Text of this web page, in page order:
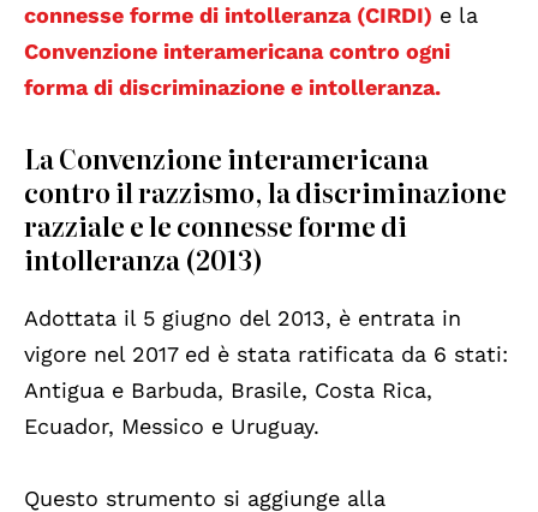
connesse forme di intolleranza (CIRDI) e la
Convenzione interamericana contro ogni
forma di discriminazione e intolleranza.
La Convenzione interamericana
contro il razzismo, la discriminazione
razziale e le connesse forme di
intolleranza (2013)
Adottata il 5 giugno del 2013, è entrata in
vigore nel 2017 ed è stata ratificata da 6 stati:
Antigua e Barbuda, Brasile, Costa Rica,
Ecuador, Messico e Uruguay.
Questo strumento si aggiunge alla